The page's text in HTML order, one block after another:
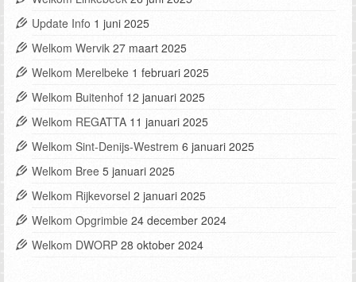
Update Info 1 juni 2025
Welkom Wervik 27 maart 2025
Welkom Merelbeke 1 februari 2025
Welkom Buitenhof 12 januari 2025
Welkom REGATTA 11 januari 2025
Welkom Sint-Denijs-Westrem 6 januari 2025
Welkom Bree 5 januari 2025
Welkom Rijkevorsel 2 januari 2025
Welkom Opgrimbie 24 december 2024
Welkom DWORP 28 oktober 2024